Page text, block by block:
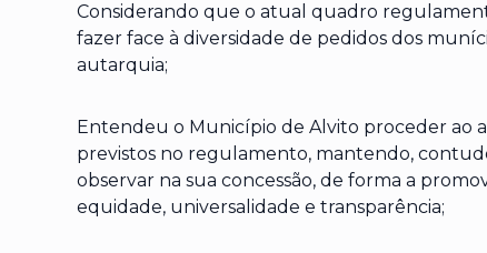
Considerando que o atual quadro
fazer face à diversidade de pedidos dos
autarquia;
Entendeu o Município de Alvito proceder ao
previstos no regulamento, mantendo,
observar na sua concessão, de forma a
equidade, universalidade e transparência;